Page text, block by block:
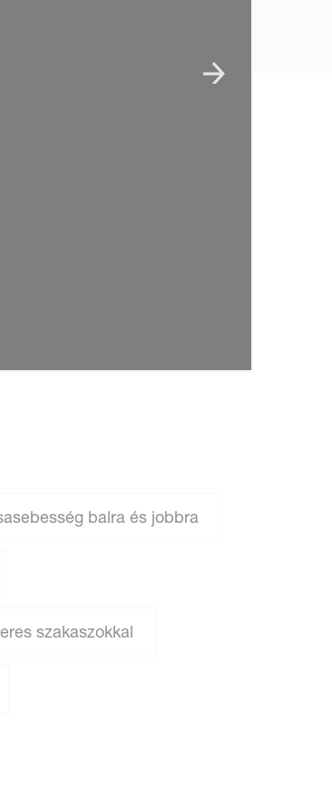
balra és jobbra
szakaszokkal